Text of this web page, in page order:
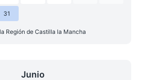
31
Región de Castilla la Mancha
Junio